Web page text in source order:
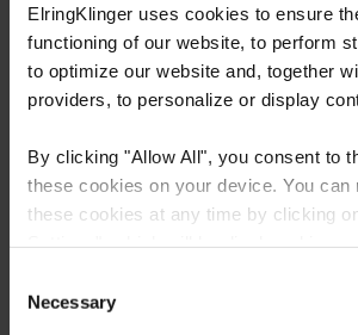
ElringKlinger uses cookies to ensure
functioning of our website, to perform
to optimize our website and, together
providers, to personalize or display
By clicking "Allow All" , you consent to
these cookies on your device. You can
these cookies at any time by clicking
Depending on the cookie preferences
functionality or personalized user
Selection
Necessary
Сервис и
КОНТАКТЫ
ElringKlinger AG
Max-Eyth-Straße 2
72581 Dettingen/Erms
Teл.: +497123724799